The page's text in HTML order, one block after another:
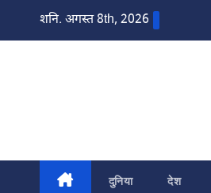
शनि. अगस्त 8th, 2026
दुनिया देश